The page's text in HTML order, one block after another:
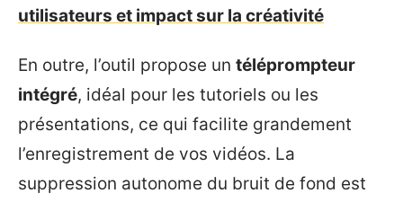
utilisateurs et impact sur la créativité
En outre, l’outil propose un téléprompteur
intégré, idéal pour les tutoriels ou les
présentations, ce qui facilite grandement
l’enregistrement de vos vidéos. La
suppression autonome du bruit de fond est